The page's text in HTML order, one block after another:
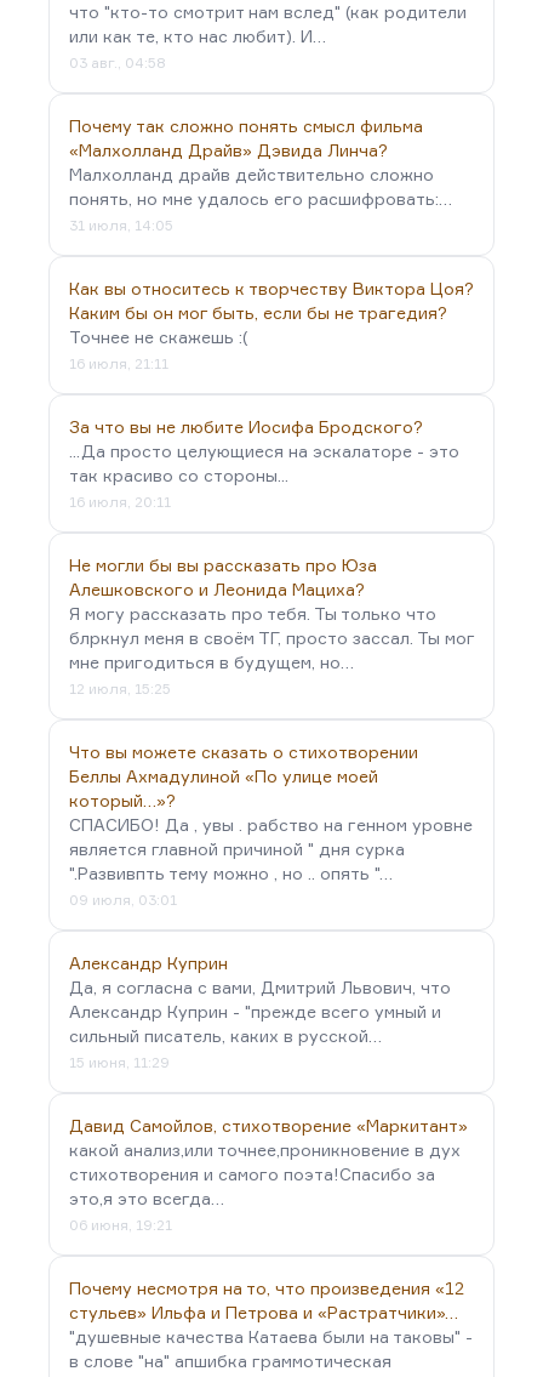
что "кто-то смотрит нам вслед" (как родители
или как те, кто нас любит). И…
03 авг., 04:58
Почему так сложно понять смысл фильма
«Малхолланд Драйв» Дэвида Линча?
Малхолланд драйв действительно сложно
понять, но мне удалось его расшифровать:…
31 июля, 14:05
Как вы относитесь к творчеству Виктора Цоя?
Каким бы он мог быть, если бы не трагедия?
Точнее не скажешь :(
16 июля, 21:11
За что вы не любите Иосифа Бродского?
...Да просто целующиеся на эскалаторе - это
так красиво со стороны...
16 июля, 20:11
Не могли бы вы рассказать про Юза
Алешковского и Леонида Мациха?
Я могу рассказать про тебя. Ты только что
блркнул меня в своём ТГ, просто зассал. Ты мог
мне пригодиться в будущем, но…
12 июля, 15:25
Что вы можете сказать о стихотворении
Беллы Ахмадулиной «По улице моей
который…»?
СПАСИБО! Да , увы . рабство на генном уровне
является главной причиной " дня сурка
".Развивпть тему можно , но .. опять "…
09 июля, 03:01
Александр Куприн
Да, я согласна с вами, Дмитрий Львович, что
Александр Куприн - "прежде всего умный и
сильный писатель, каких в русской…
15 июня, 11:29
Давид Самойлов, стихотворение «Маркитант»
какой анализ,или точнее,проникновение в дух
стихотворения и самого поэта!Спасибо за
это,я это всегда…
06 июня, 19:21
Почему несмотря на то, что произведения «12
стульев» Ильфа и Петрова и «Растратчики»…
"душевные качества Катаева были на таковы" -
в слове "на" апшибка граммотическая